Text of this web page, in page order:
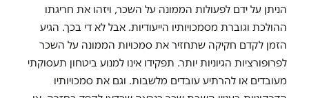
הניתן על ידם לפעולות הממונה על השכר, ויזהו את חריגתו
ההולכת וגוברת מסמכויותיו הייעודיות. אבל לא די בכך. הגיע
הזמן לקדם חקיקה שתחזיר את סמכויות הממונה על השכר
לפרופורציות הגיוניות יותר. תפקידו אינו למנוע ביטחון תעסוקתי
מעובדים או להרתיע עובדים מלשבות. וגם את סמכויותיו